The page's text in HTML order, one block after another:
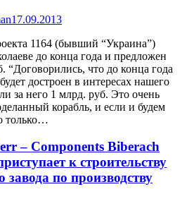
17.09.2013
1164 (бывший “Украина”)
до конца года и предложен
“Договорились, что до конца года
достроен в интересах нашего
него 1 млрд. руб. Это очень
корабль, и если и будем
только…
– Components Biberach
к строительству
завода по производству